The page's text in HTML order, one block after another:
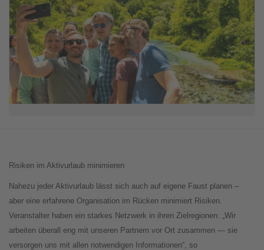
Risiken im Aktivurlaub minimieren
Nahezu jeder Aktivurlaub lässt sich auch auf eigene Faust planen –
aber eine erfahrene Organisation im Rücken minimiert Risiken.
Veranstalter haben ein starkes Netzwerk in ihren Zielregionen: „Wir
arbeiten überall eng mit unseren Partnern vor Ort zusammen — sie
versorgen uns mit allen notwendigen Informationen“, so